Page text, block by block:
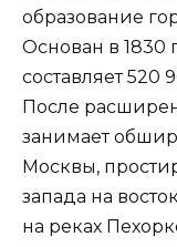
образование
Основан в 1830
составляет 520
После
занимает
Москвы,
запада на
на реках